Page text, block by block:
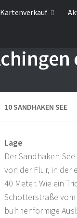
Kartenverkauf
10 SANDHAKEN SEE
Lage
Der Sandhaken-
von der Flur, in der
40 Meter. Wie ein
Schotterstraße
buhnenförmige